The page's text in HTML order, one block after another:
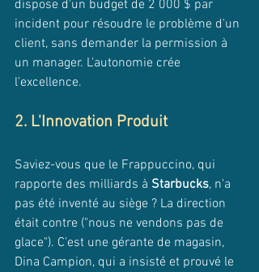
dispose d'un budget de 2 000 $ par
incident pour résoudre le problème d'un
client, sans demander la permission à
un manager. L'autonomie crée
l'excellence.
2. L'Innovation Produit
Saviez-vous que le Frappuccino, qui
rapporte des milliards à Starbucks, n'a
pas été inventé au siège ? La direction
était contre ("nous ne vendons pas de
glace"). C'est une gérante de magasin,
Dina Campion, qui a insisté et prouvé le